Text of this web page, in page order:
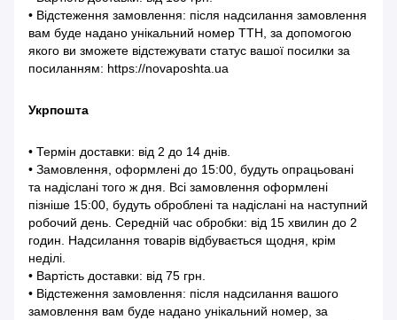
• Відстеження замовлення: після надсилання замовлення
вам буде надано унікальний номер ТТН, за допомогою
якого ви зможете відстежувати статус вашої посилки за
посиланням: https://novaposhta.ua
Укрпошта
• Термін доставки: від 2 до 14 днів.
• Замовлення, оформлені до 15:00, будуть опрацьовані
та надіслані того ж дня. Всі замовлення оформлені
пізніше 15:00, будуть оброблені та надіслані на наступний
робочий день. Середній час обробки: від 15 хвилин до 2
годин. Надсилання товарів відбувається щодня, крім
неділі.
• Вартість доставки: від 75 грн.
• Відстеження замовлення: після надсилання вашого
замовлення вам буде надано унікальний номер, за